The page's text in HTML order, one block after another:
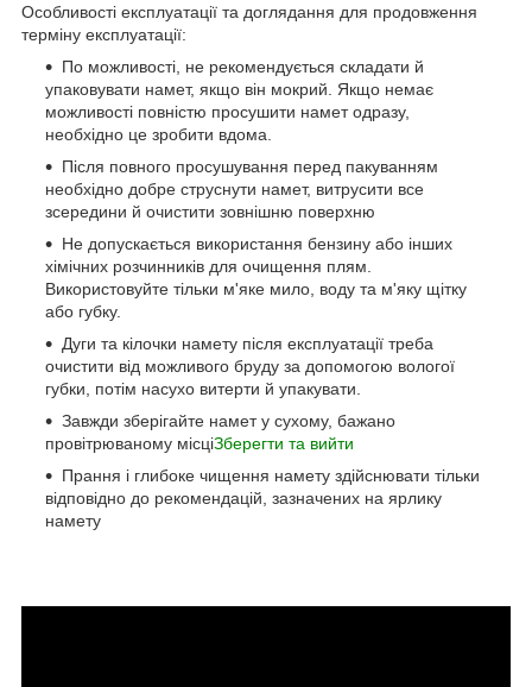
Особливості експлуатації та доглядання для продовження
терміну експлуатації:
По можливості, не рекомендується складати й
упаковувати намет, якщо він мокрий. Якщо немає
можливості повністю просушити намет одразу,
необхідно це зробити вдома.
Після повного просушування перед пакуванням
необхідно добре струснути намет, витрусити все
зсередини й очистити зовнішню поверхню
Не допускається використання бензину або інших
хімічних розчинників для очищення плям.
Використовуйте тільки м'яке мило, воду та м'яку щітку
або губку.
Дуги та кілочки намету після експлуатації треба
очистити від можливого бруду за допомогою вологої
губки, потім насухо витерти й упакувати.
Завжди зберігайте намет у сухому, бажано
провітрюваному місціЗберегти та вийти
Прання і глибоке чищення намету здійснювати тільки
відповідно до рекомендацій, зазначених на ярлику
намету